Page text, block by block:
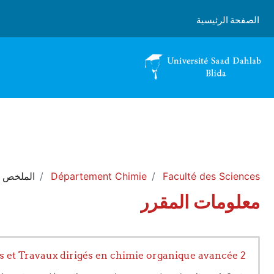
الصفحة الرئيسية
Faculté des Sciences
Département Chimie الملخص
معلومات المقرر
et Travaux dirigés en chimie organique avancée 2